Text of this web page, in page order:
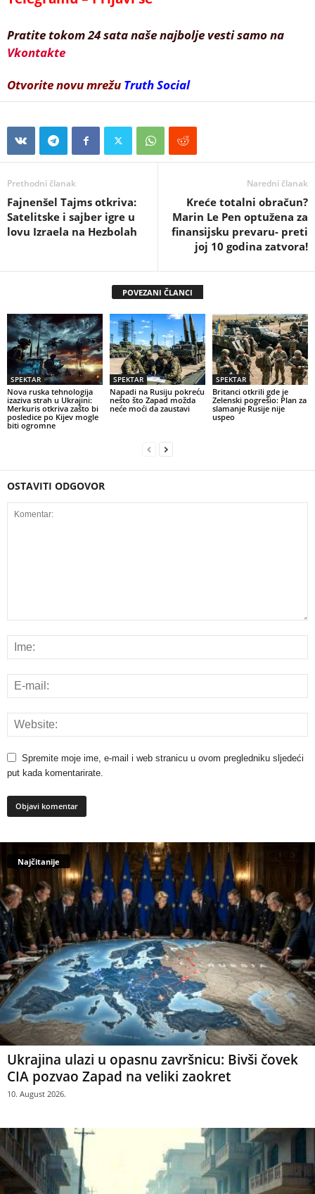
Pratite tokom 24 sata naše najbolje vesti samo na
Vkontakte
Otvorite novu mrežu Truth Social
Prethodni članak
Fajnenšel Tajms otkriva:
Satelitske i sajber igre u
lovu Izraela na Hezbolah
Naredni članak
Kreće totalni obračun?
Marin Le Pen optužena za
finansijsku prevaru- preti
joj 10 godina zatvora!
POVEZANI ČLANCI
SPEKTAR
Nova ruska tehnologija
izaziva strah u Ukrajini:
Merkuris otkriva zašto bi
posledice po Kijev mogle
biti ogromne
SPEKTAR
Napadi na Rusiju pokreću
nešto što Zapad možda
neće moći da zaustavi
SPEKTAR
Britanci otkrili gde je
Zelenski pogrešio: Plan za
slamanje Rusije nije
uspeo
OSTAVITI ODGOVOR
Spremite moje ime, e-mail i web stranicu u ovom pregledniku sljedeći
put kada komentarirate.
Najčitanije
Ukrajina ulazi u opasnu završnicu: Bivši čovek
CIA pozvao Zapad na veliki zaokret
10. August 2026.